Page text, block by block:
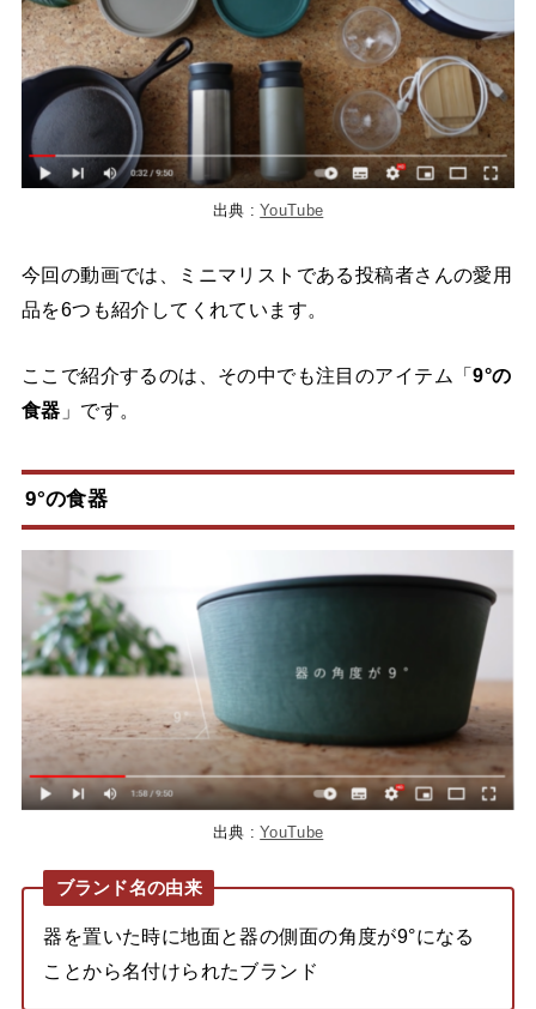
出典 :YouTube
今回の動画では、ミニマリストである投稿者さんの愛用
品を6つも紹介してくれています。
ここで紹介するのは、その中でも注目のアイテム「9°の
食器 」です。
9°の食器
出典 :YouTube
ブランド名の由来
器を置いた時に地面と器の側面の角度が9°になる
ことから名付けられたブランド